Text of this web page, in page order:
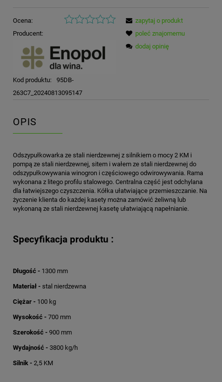
Ocena:
Producent:
Kod produktu:
95DB-
263C7_20240813095147
zapytaj o produkt
poleć znajomemu
dodaj opinię
OPIS
Odszypułkowarka ze stali nierdzewnej z silnikiem o mocy 2 KM i
pompą ze stali nierdzewnej, sitem i wałem ze stali nierdzewnej do
odszypułkowywania winogron i częściowego odwirowywania. Rama
wykonana z litego profilu stalowego. Centralna część jest odchylana
dla łatwiejszego czyszczenia. Kółka ułatwiające przemieszczanie. Na
życzenie klienta do każdej kasety można zamówić żeliwną lub
wykonaną ze stali nierdzewnej kasetę ułatwiającą napełnianie.
Specyfikacja produktu :
Długość - 1300 mm
Materiał - stal nierdzewna
Ciężar - 100 kg
Wysokość - 700 mm
Szerokość - 900 mm
Wydajność - 3800 kg/h
Silnik - 2,5 KM